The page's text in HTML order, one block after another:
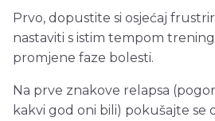
Prvo, dopustite si osjećaj
nastaviti s istim tempom
promjene faze bolesti.
Na prve znakove relapsa
kakvi god oni bili) pokušajte se